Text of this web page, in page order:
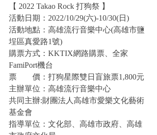
【 2022 Takao Rock 打狗祭 】
活動日期：2022/10/29(六)-10/30(日)​
活動地點：高雄流行音樂中心(高雄市鹽
埕區真愛路1號)
購票方式：KKTIX網路購票、全家
FamiPort機台
票　　價：打狗星際雙日盲旅票1,800元
主辦單位：高雄流行音樂中心
共同主辦:財團法人高雄市愛樂文化藝術
基金會
指導單位：文化部、高雄市政府、高雄